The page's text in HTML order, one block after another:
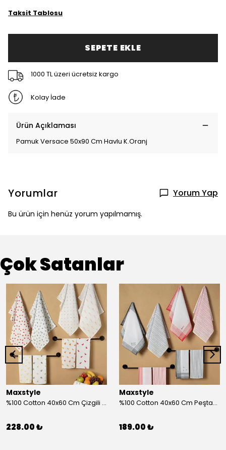
Taksit Tablosu
SEPETE EKLE
1000 TL üzeri ücretsiz kargo
Kolay İade
Ürün Açıklaması
Pamuk Versace 50x90 Cm Havlu K.Oranj
Yorumlar Yorum Yap
Bu ürün için henüz yorum yapılmamış.
Çok Satanlar
Maxstyle
%100 Cotton 40x60 Cm Çizgili Peştemal Kurulama Bezi 2 Li Set
228.00 ₺
Maxstyle
%100 Cotton 40x60 Cm Peştamal Kurulama Bezi 4 Lü Set
189.00 ₺